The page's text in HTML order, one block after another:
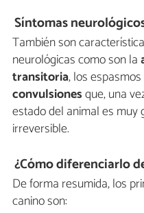
Síntomas
También son
neurológicas como son la
transitoria, los
convulsionesque, una
estado del animal es muy
irreversible.
¿Cómo diferenciarlo
De forma resumida, los
canino son: